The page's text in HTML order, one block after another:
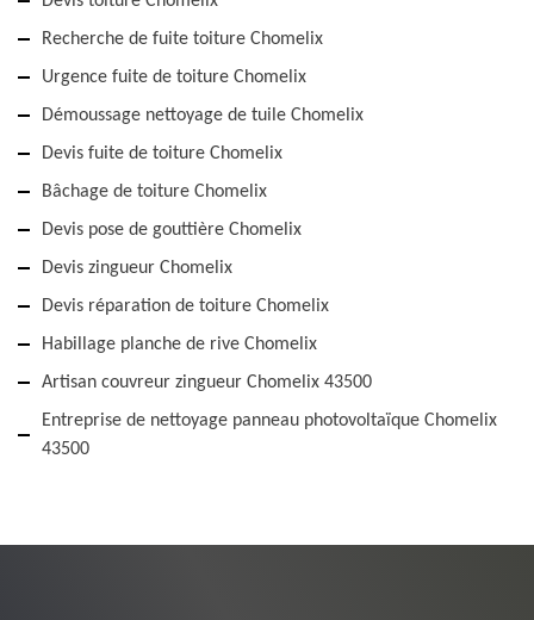
Recherche de fuite toiture Chomelix
Urgence fuite de toiture Chomelix
Démoussage nettoyage de tuile Chomelix
Devis fuite de toiture Chomelix
Bâchage de toiture Chomelix
Devis pose de gouttière Chomelix
Devis zingueur Chomelix
Devis réparation de toiture Chomelix
Habillage planche de rive Chomelix
Artisan couvreur zingueur Chomelix 43500
Entreprise de nettoyage panneau photovoltaïque Chomelix
43500